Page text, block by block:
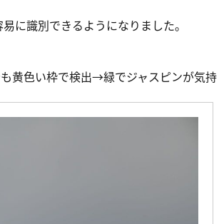
に識別できるようになりました。
黄色い枠で検出→緑でジャスピンが気持